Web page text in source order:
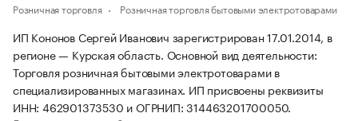
Розничная торговля Розничная торговля бытовыми электротоварами
ИП Кононов Сергей Иванович зарегистрирован 17.01.2014, в
регионе — Курская область. Основной вид деятельности:
Торговля розничная бытовыми электротоварами в
специализированных магазинах. ИП присвоены реквизиты
ИНН: 462901373530 и ОГРНИП: 314463201700050.